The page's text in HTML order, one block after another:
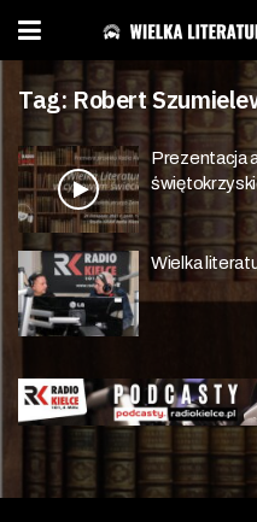
Tag: Robert
Prezentacja
Wielka